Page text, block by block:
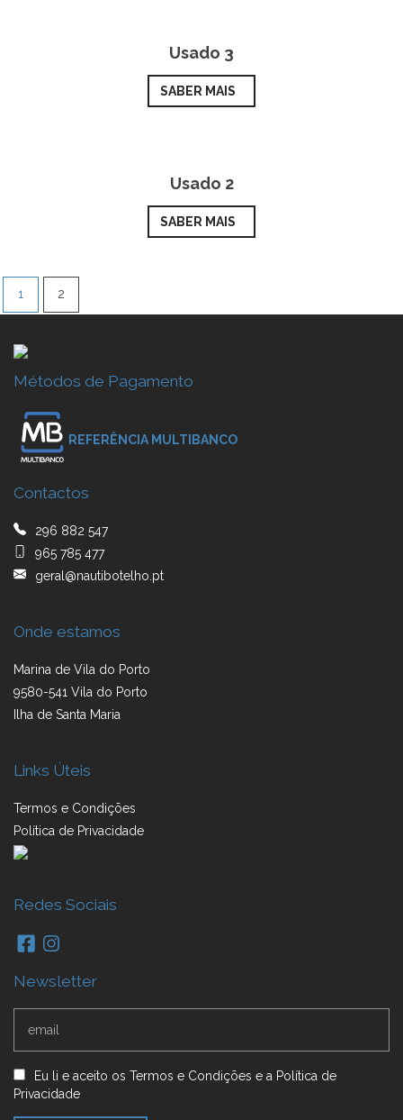
Usado 3
SABER MAIS
Usado 2
SABER MAIS
1 2
Métodos de Pagamento
REFERÊNCIA MULTIBANCO
Contactos
296 882 547
965 785 477
geral@nautibotelho.pt
Onde estamos
Marina de Vila do Porto
9580-541 Vila do Porto
Ilha de Santa Maria
Links Úteis
Termos e Condições
Política de Privacidade
Redes Sociais
Newsletter
Eu li e aceito os Termos e Condições e a Política de
Privacidade